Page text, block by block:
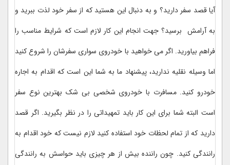
آیا قصد سفر دارید؟ و به دنبال این هستید که از سفر خود لذت ببرید و
به آرامش برسید؟ جهت انجام این کار لازم است که شرایط مناسب را
فراهم بیاورید. اگر می خواهید با خودروی سواری سفرشان را شروع کنید
اما وسیله نقلیه ندارید، پیشنهاد ما به شما این است که اقدام به اجاره
خودرو کنید. مسافرت با خودروی شخصی بی شک بهترین نوع سفر
است البته شما برای این کار باید تمهیداتی را در نظر بگیرید. اگر قصد
دارید که از تمام لحظات خود استفاده کنید لازم نیست که خود اقدام به
رانندگی کنید. چون راننده بیش از هر چیزی باید حواسش به رانندگی